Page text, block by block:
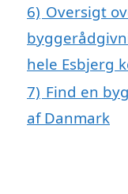
6) Oversigt
hele Esbjerg
7) Find en
af Danmark